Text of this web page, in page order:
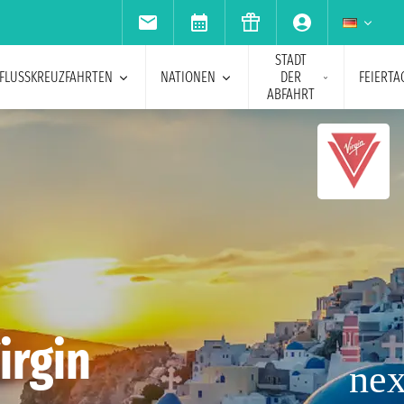
FLUSSKREUZFAHRTEN NATIONEN
STADT
DER
ABFAHRT